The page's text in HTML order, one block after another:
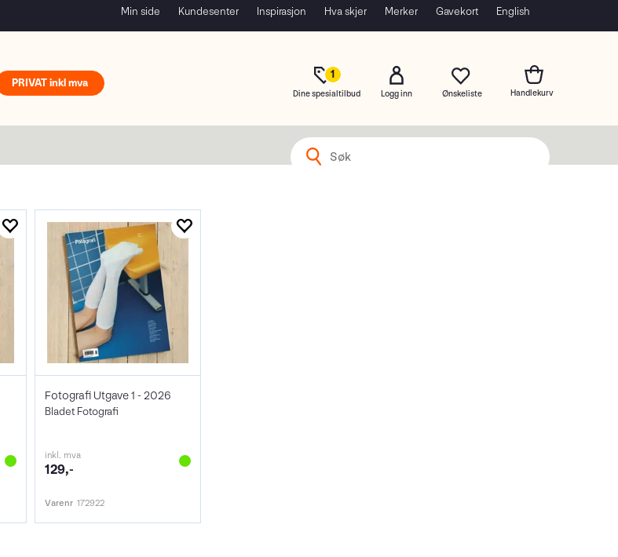
Min side Kundesenter Inspirasjon Hva skjer Merker Gavekort English
1
Dine spesialtilbud Logg inn
PRIVAT
Fotografi Utgave 1 - 2026
Bladet Fotografi
inkl. mva
129,-
Varenr 172922